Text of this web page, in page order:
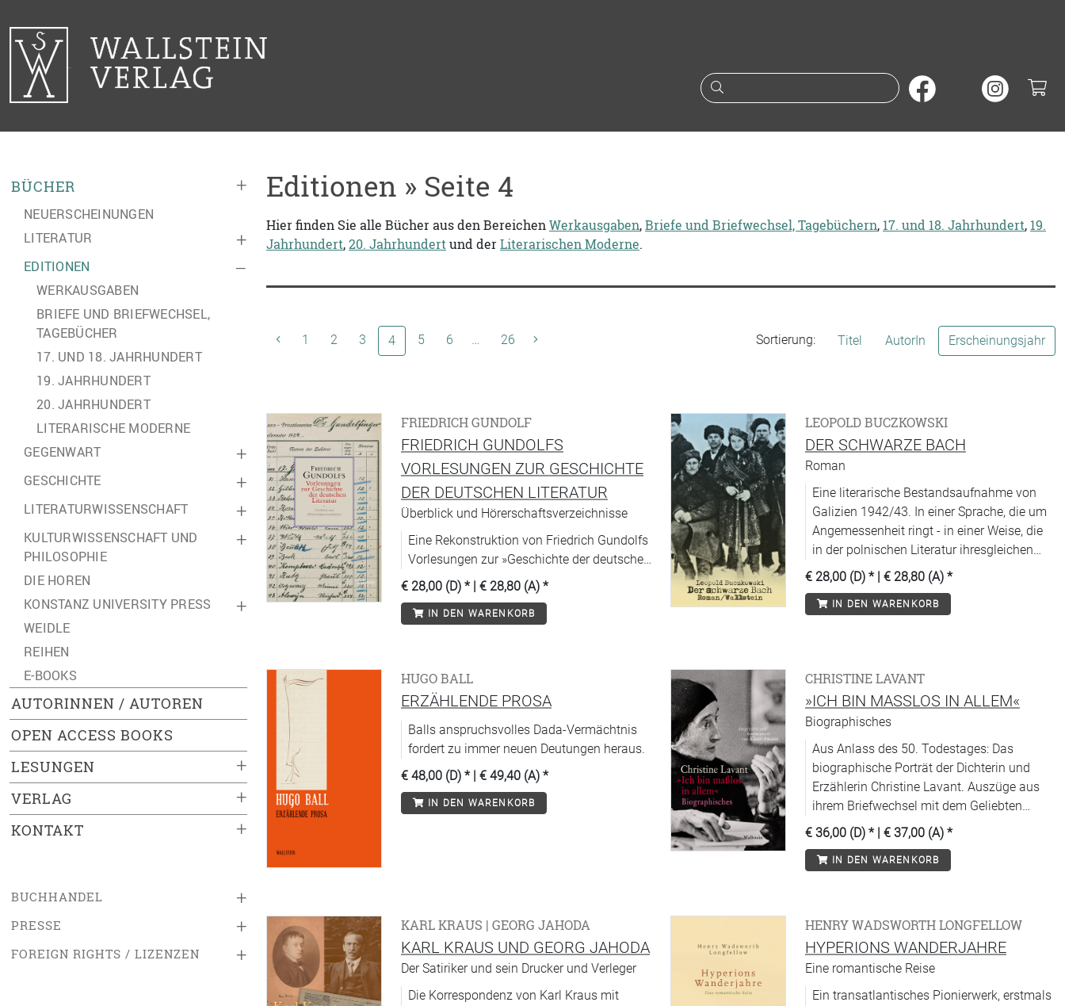
Suche nach Büchern oder
+
BÜCHER
NEUERSCHEINUNGEN
+
LITERATUR
–
EDITIONEN
WERKAUSGABEN
BRIEFE UND BRIEFWECHSEL,
TAGEBÜCHER
17. UND 18. JAHRHUNDERT
19. JAHRHUNDERT
20. JAHRHUNDERT
LITERARISCHE MODERNE
+
GEGENWART
+
GESCHICHTE
+
LITERATURWISSENSCHAFT
+
KULTURWISSENSCHAFT UND
PHILOSOPHIE
DIE HOREN
+
KONSTANZ UNIVERSITY PRESS
WEIDLE
REIHEN
E-BOOKS
AUTORINNEN / AUTOREN
OPEN ACCESS BOOKS
+
LESUNGEN
+
VERLAG
+
KONTAKT
+
BUCHHANDEL
+
PRESSE
+
FOREIGN RIGHTS / LIZENZEN
Editionen » Seite 4
Hier finden Sie alle Bücher aus den BereichenWerkausgaben,Briefe und Briefwechsel, Tagebüchern, 17. und 18. Jahrhundert, 19.
Jahrhundert,20. Jahrhundertund derLiterarischen Moderne.
1 2 3 4(aktuelle Seite)
5 6 … 26 Sortierung: Titel AutorIn Erscheinungsjahr
FRIEDRICH GUNDOLF
FRIEDRICH GUNDOLFS
VORLESUNGEN ZUR GESCHICHTE
DER DEUTSCHEN LITERATUR
Überblick und Hörerschaftsverzeichnisse
Eine Rekonstruktion von Friedrich Gundolfs
Vorlesungen zur »Geschichte der deutschen
Literatur«.
€ 28,00 (D) * | € 28,80 (A) *
IN DEN WARENKORB
LEOPOLD BUCZKOWSKI
DER SCHWARZE BACH
Roman
Eine literarische Bestandsaufnahme von
Galizien 1942/43. In einer Sprache, die um
Angemessenheit ringt - in einer Weise, die
in der polnischen Literatur ihresgleichen
sucht.
€ 28,00 (D) * | € 28,80 (A) *
IN DEN WARENKORB
HUGO BALL
ERZÄHLENDE PROSA
Balls anspruchsvolles Dada-Vermächtnis
fordert zu immer neuen Deutungen heraus.
€ 48,00 (D) * | € 49,40 (A) *
IN DEN WARENKORB
CHRISTINE LAVANT
»ICH BIN MASSLOS IN ALLEM«
Biographisches
Aus Anlass des 50. Todestages: Das
biographische Porträt der Dichterin und
Erzählerin Christine Lavant. Auszüge aus
ihrem Briefwechsel mit dem Geliebten
Werner Berg machen den Band zu einer
literarischen Sensation.
€ 36,00 (D) * | € 37,00 (A) *
IN DEN WARENKORB
KARL KRAUS | GEORG JAHODA
KARL KRAUS UND GEORG JAHODA
Der Satiriker und sein Drucker und Verleger
Die Korrespondenz von Karl Kraus mit
HENRY WADSWORTH LONGFELLOW
HYPERIONS WANDERJAHRE
Eine romantische Reise
Ein transatlantisches Pionierwerk, erstmals